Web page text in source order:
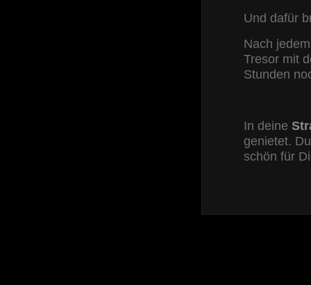
Und dafür
Nach
Tresor mit
Stunden
In deine
genietet.
schön für